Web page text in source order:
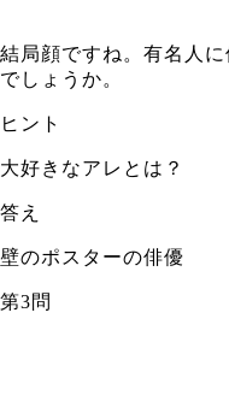
結局顔ですね。有名人
でしょうか。
ヒント
大好きなアレとは？
答え
壁のポスターの俳優
第3問